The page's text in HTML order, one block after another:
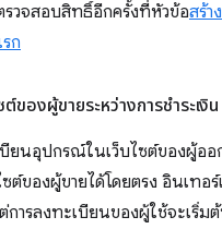
วจสอบสิทธิ์อีกครั้งที่หัวข้อสร้า
ก
ต์ของผู้ขายระหว่างการชำระเงิน
ยนอุปกรณ์ในเว็บไซต์ของผู้ออ
ต์ของผู้ขายได้โดยตรง อินเทอ
รลงทะเบียนของผู้ใช้จะเริ่ม